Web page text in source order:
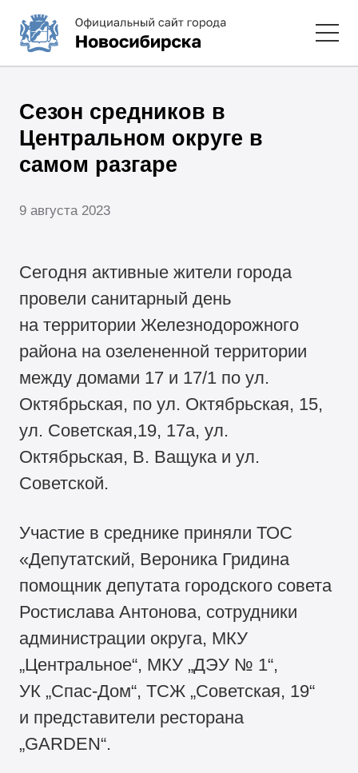
Сезон средников в
Центральном округе в
самом разгаре
9 августа 2023
Сегодня активные жители города
провели санитарный день
на территории Железнодорожного
района на озелененной территории
между домами 17 и 17/1 по ул.
Октябрьская, по ул. Октябрьская, 15,
ул. Советская,19, 17а, ул.
Октябрьская, В. Ващука и ул.
Советской.
Участие в среднике приняли ТОС
«Депутатский, Вероника Гридина
помощник депутата городского совета
Ростислава Антонова, сотрудники
администрации округа, МКУ
„Центральное“, МКУ „ДЭУ № 1“,
УК „Спас-Дом“, ТСЖ „Советская, 19“
и представители ресторана
„GARDEN“.